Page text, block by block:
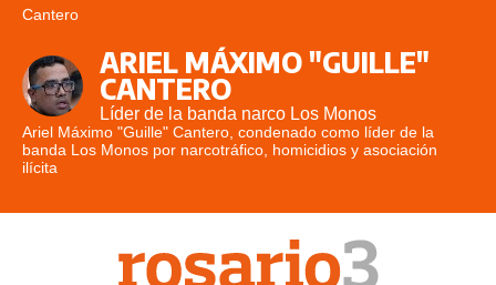
Cantero
ARIEL MÁXIMO "GUILLE"
CANTERO
Líder de la banda narco Los Monos
Ariel Máximo "Guille" Cantero, condenado como líder de la
banda Los Monos por narcotráfico, homicidios y asociación
ilícita